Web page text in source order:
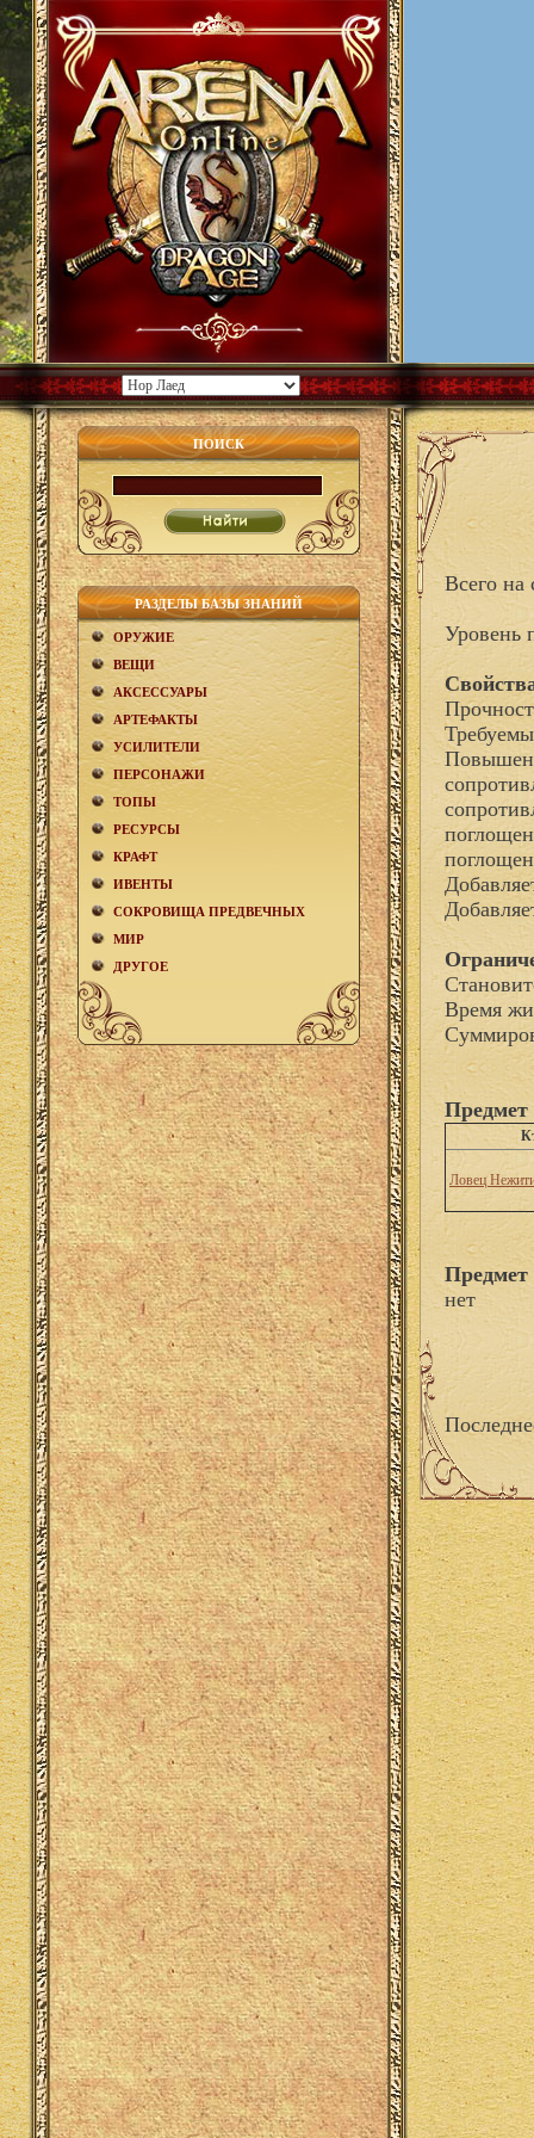
ПОИСК
РАЗДЕЛЫ БАЗЫ ЗНАНИЙ
ОРУЖИЕ
ВЕЩИ
АКCЕСCУАРЫ
АРТЕФАКТЫ
УСИЛИТЕЛИ
ПЕРСОНАЖИ
ТОПЫ
РЕСУРСЫ
КРАФТ
ИВЕНТЫ
СОКРОВИЩА ПРЕДВЕЧНЫХ
МИР
ДРУГОЕ
Всего на
Уровень
Время
Ловец
нет